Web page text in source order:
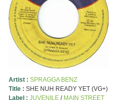
Artist : SPRAGGA BENZ
Title : SHE NUH READY YET (VG+)
Label : JUVENILE/ MAIN STREET